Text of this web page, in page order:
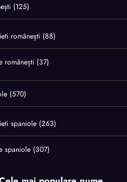
(125)
românești (88)
românești (37)
(570)
spaniole (263)
spaniole (307)